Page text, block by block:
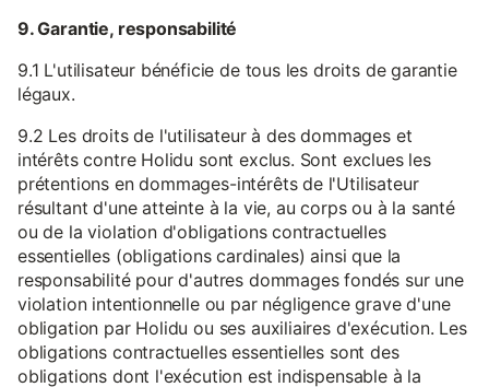
9. Garantie, responsabilité
9.1 L'utilisateur bénéficie de tous les droits de garantie
légaux.
9.2 Les droits de l'utilisateur à des dommages et
intérêts contre Holidu sont exclus. Sont exclues les
prétentions en dommages-intérêts de l'Utilisateur
résultant d'une atteinte à la vie, au corps ou à la santé
ou de la violation d'obligations contractuelles
essentielles (obligations cardinales) ainsi que la
responsabilité pour d'autres dommages fondés sur une
violation intentionnelle ou par négligence grave d'une
obligation par Holidu ou ses auxiliaires d'exécution. Les
obligations contractuelles essentielles sont des
obligations dont l'exécution est indispensable à la